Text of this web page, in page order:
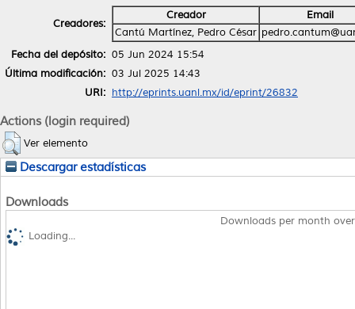
Creadores:
Creador
Email
Cantú Martínez, Pedro César
Fecha del depósito: 05 Jun 2024 15:54
Última modificación: 03 Jul 2025 14:43
URI: http://eprints.uanl.mx/id/eprint/26832
Actions (login required)
Ver elemento
Descargar estadísticas
Downloads
Downloads per month
Loading...